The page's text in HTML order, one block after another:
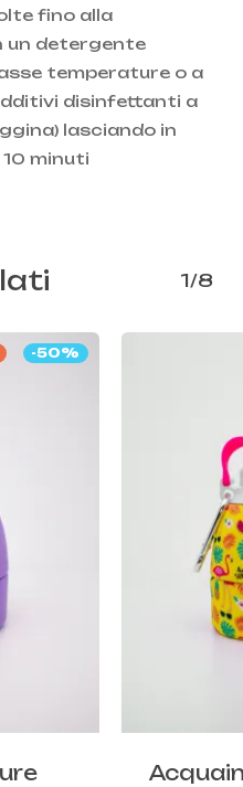
fino alla
un detergente
temperature o a
disinfettanti a
lasciando in
minuti
1/8
-50%